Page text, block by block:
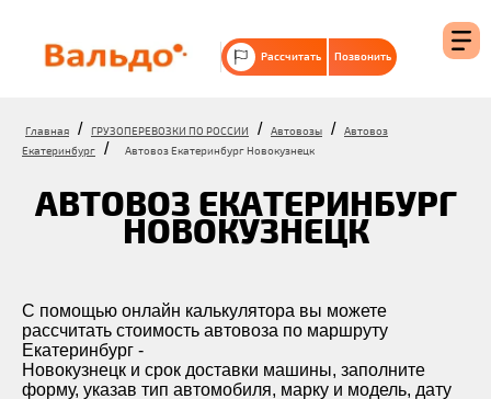
Рассчитать Позвонить
Главная / ГРУЗОПЕРЕВОЗКИ ПО РОССИИ / Автовозы /
Автовоз
Екатеринбург
/ Автовоз Екатеринбург Новокузнецк
АВТОВОЗ ЕКАТЕРИНБУРГ
НОВОКУЗНЕЦК
С помощью онлайн калькулятора вы можете
рассчитать стоимость автовоза по маршруту
Екатеринбург -
Новокузнецк и срок доставки машины, заполните
форму, указав тип автомобиля, марку и модель, дату